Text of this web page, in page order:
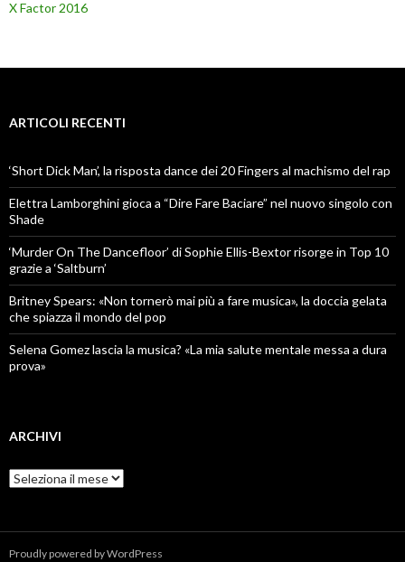
X Factor 2016
ARTICOLI RECENTI
‘Short Dick Man’, la risposta dance dei 20 Fingers al machismo del rap
Elettra Lamborghini gioca a “Dire Fare Baciare” nel nuovo singolo con
Shade
‘Murder On The Dancefloor’ di Sophie Ellis-Bextor risorge in Top 10
grazie a ‘Saltburn’
Britney Spears: «Non tornerò mai più a fare musica», la doccia gelata
che spiazza il mondo del pop
Selena Gomez lascia la musica? «La mia salute mentale messa a dura
prova»
ARCHIVI
Archivi
Proudly powered by WordPress